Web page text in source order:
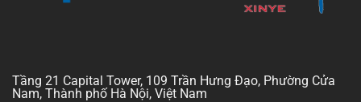
Tầng 21 Capital Tower, 109 Trần Hưng Đạo, Phường Cửa
Nam, Thành phố Hà Nội, Việt Nam